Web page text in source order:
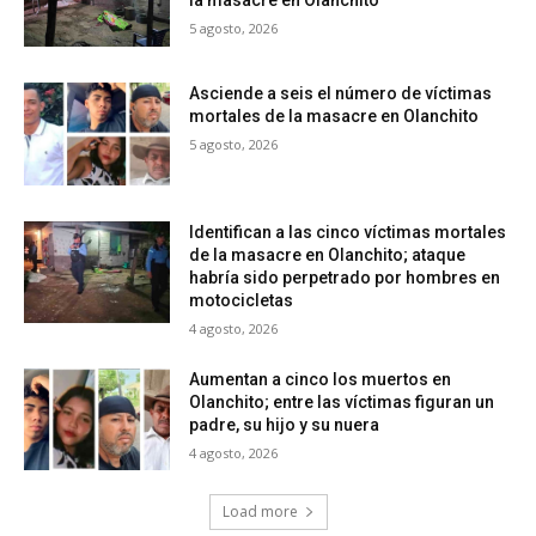
5 agosto, 2026
Asciende a seis el número de víctimas
mortales de la masacre en Olanchito
5 agosto, 2026
Identifican a las cinco víctimas mortales
de la masacre en Olanchito; ataque
habría sido perpetrado por hombres en
motocicletas
4 agosto, 2026
Aumentan a cinco los muertos en
Olanchito; entre las víctimas figuran un
padre, su hijo y su nuera
4 agosto, 2026
Load more